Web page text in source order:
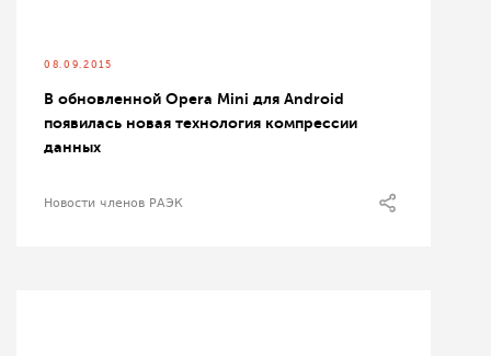
08.09.2015
В обновленной Opera Mini для Android
появилась новая технология компрессии
данных
Новости членов РАЭК